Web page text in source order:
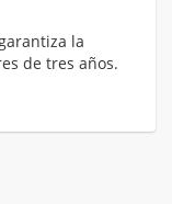
la
de tres años.